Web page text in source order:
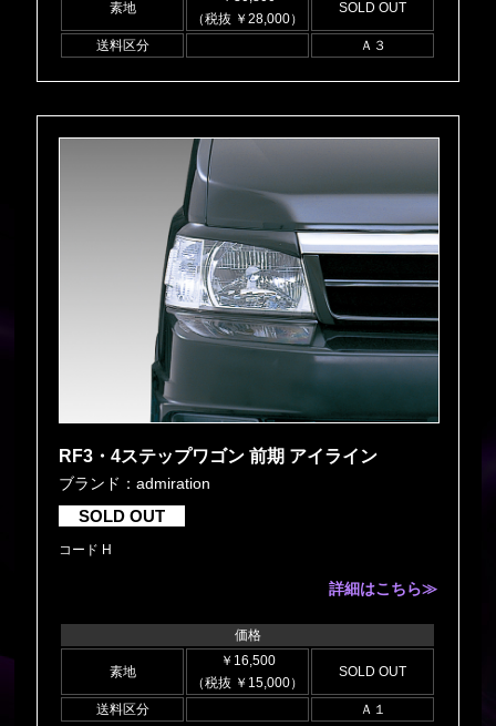
素地
（税抜 ￥28,000）
SOLD OUT
送料区分 Ａ３
RF3・4ステップワゴン 前期 アイライン
ブランド：admiration
SOLD OUT
コード H
詳細はこちら≫
価格
素地
￥16,500
（税抜 ￥15,000）
SOLD OUT
送料区分 Ａ１